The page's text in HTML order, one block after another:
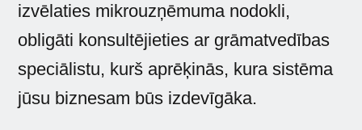
izvēlaties mikrouzņēmuma nodokli,
obligāti konsultējieties ar grāmatvedības
speciālistu, kurš aprēķinās, kura sistēma
jūsu biznesam būs izdevīgāka.